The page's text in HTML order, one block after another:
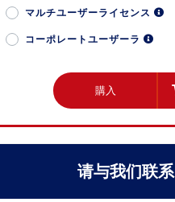
マルチユーザーライセンス
コーポレートユーザーラ
購入
请与我们联系